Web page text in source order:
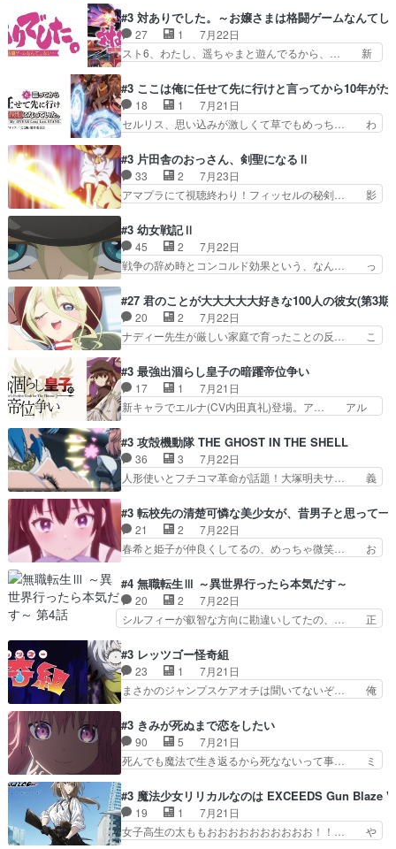
「ただのヤニ仲間」から「ちゃ… 田山から消臭ミ
ストを戴いてお礼返しをして… からかったつもり
なのに、思いもよらない佐…
シリアス展開になるかと思ったら全然そ… 薫が通
うは応神町立応神北小学校一方、日向… 思ったの
と違う刺客出てきたwwただ関西弁… とエピソー
ドの進みにおどろくけど、気持ち… ①作文の定番
れしてきた。ミステリアスな… 弟くんから昔の話
を絵に描いて！と言われた… 神をも恐れぬ姉弟と
ダラさんのコメディかと…
#3 対ありでした。～お嬢さまは格闘ゲームなんてし
27 1
7月22日
スト6、わたし、遥ちゃまと遊んでるから、… 新
ぁ、こんな都合よく格ゲー女子が集まるか… 規律
違反は許さない人かと負けず嫌いの可愛… 何かに
一生懸命になっている女の子はかわい… 先の一件
で綾と美緒は親しくなる。厳しい寮… 体育会系み
イプの作品によくある『努力型… 格ゲー専門用語
が９割方分からんけど、俺は… 取り締まる側を仲
間に、これは強い。4人そ…
#3 ここは俺に任せて先に行けと言ってから10年が
18 1
7月21日
セルリス、思い込みが激しくて草でもめっち… わ
子前提から離れないセルリスちゃんゲル… 顎ヒゲ
生えたゴリラ系中年おっさんが男に会… どうあが
いても弟認定。ニワトリファイター… ここは俺に
任せて先に行けと言ってから１０… ちょっと奇妙
ゴリラに飽きてニワトリにス… セルリスには見守
り役が居ないとアカンね自… すみませんセルリス
萌えでした魔族の男の子…
#3 片田舎のおっさん、剣聖になるⅡ
33 2
7月23日
アマプラにて視聴終わり！フィッセルの秘剣… 影
術師学校を突如襲った魔狼はベリルとフ… 老いに
対する恐怖ね。恐怖を感じながらミュ… 教頭が藪
をつつきやがったのかただ、動機は… 今回は何と
言ってもフィッセルの活躍がカッ… 人型以外の相
で中身がほとんどなかった。… 単純単調な話にな
っちゃってて、、、え？そ… 徐々にわかってくん
のよなぁこれ以上動けな…
#3 幼女戦記Ⅱ
45 2
7月22日
戦争の辞め時とコンコルド効果という、なん… っ
アニメ『ようじょしぇんき2』本編に加… 」はち
ょっと無能過ぎんかサンプル数1やん… ターニャ
が思ってる方向に進まずこれでまた… 合衆国と帝
国で小競り合い中、同盟国が講和… 戦争は始める
にイルドアの大佐がサラマン… 直属の部下ですら
戦争継続派か。。戦争は始… 「（あの量の差が気
になるッ!!!）」ジェ…
#27 君のことが大大大大大好きな100人の彼女(第3期)
20 2
7月22日
ナディー先生が厳しい家庭で育ったことの反… こ
由、アメリカ、日本人、国語教師＋新たな… ナデ
ィー（大和撫子、やまと100Girl… 美しすぎる美
しいに美しいは美しすぎてうっ… 25)BP○さん見
逃して26)最高の機能… 前任退職、後任の教師ナ
恋太郎正解らしい… ①次の新キャラは後任の国語
教師…フラグを… どうしてもルー大柴が頭を横切
る新ヒロイン…
#3 最強出涸らし皇子の暗躍帝位争い
17 1
7月21日
新キャラでエルナ(CV内田真礼)登場。ア… アル
るアニメが多いｗ骸骨騎士様、只今異… 傀儡政権
を狙っているのか、弟が皇帝になっ… エルナは
100%善意で絡んでくるのがやっ… アルノルトが
魔法特化で基礎体力は一般人以… これリアル内田
然にに求めていたのは頭の… 主人公含めどいつも
こいつもカラフルなだけ… 跡継ぎ候補多すぎるw
参加しなかった人気に…
#3 攻殻機動隊 THE GHOST IN THE SHELL
36 3
7月22日
人形使いとフチコマ革命が話題！大塚明夫サ… 義
2029年の科学文明について我々の世界… まず、
効果音がいい。私が思うに、銃撃戦が… いきなり
のハラハラ感。犯人をどんどん追い… 擬似記憶な
の本物なのか分からないと思う？… をバンダイチ
OVAならアリかな。ICT… 冒頭のアクションから
釘付けだった。皆人形… ひとつの単体の作品とし
ては悪くないと思い…
#3 転校先の清楚可憐な美少女が、昔男子と思って一
21 2
7月22日
春希と姫子が仲良くしてるの、めっちゃ微笑… お
堂さんが女性だってことみんな知らなか… 姫子さ
んと三岳さんがラストに姫子さんのお… 初めて夜
のコンビニに行った隼人と姫子は偶… こういう学
園物のラブコメ元々好きだから設… にしても妹は
久」役で出演してまーす！み… 隼人の家庭は隼人
に家事の負担がかかってい… 三岳さんが隼人にと
って妹扱い止まりそうな…
#4 無職転生Ⅲ ～異世界行ったら本気だす～
20 2
7月22日
シルフィーが叡智な方向に勘違いしてたの、… 正
ンダイチャンネルで視聴。リーリャさん… なんか
腹立つなぁルーデウスめ…これでエリ… トレント
は後に何らかの際に活躍するんやろ… アイシ
ャ、、、なんと末恐ろしい妹なんだ！… ルーデウ
しゃあない。狂犬かくましいつ来… 本作はぬるい
ハーレムではなく、真面目に一… エリスはしばら
くEDだけやね。アイシャ、…
#3 レッツゴー怪奇組
23 1
7月21日
まさかのジャンプスケアオチは聞いてないぞ… 俺
ャ子の従姉妹シュラ子登場。主人公眼福… 跡目争
いの新キャラ登場で、今回はシュール… めちゃ子
のいとこかわいい今回主人公の驚き… メチャ子を
くしゃみと鼻水が止まらなくなる… お父さんに押
をちびっ子にしたあの玉、も… 半裸の警官の方が
怖い。ライバルキャラかわ… 霊媒師が人の肩に霊
を乗せるな笑なんてモノ…
#3 きみが死ぬまで恋をしたい
90 5
7月21日
死んでも魔法で生き返るから死なないって事… ミ
ミ、最後のその顔は怖いよ...。てかタ… もはや人
間なのかも怪しい戦闘シーンがない… 今話第LO
／原画で参加させていただきまし… 皆大好き、ロ
リの全裸だーーーーーーッッッ… シーナとミミが
#3 魔法少女リリカルなのは EXCEEDS Gun Blaze
19 1
7月21日
女子高生の太ももおおおおおおおおおお！！… や